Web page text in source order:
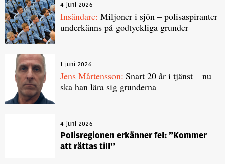
4 juni 2026
Insändare: Miljoner i sjön – polisaspiranter
underkänns på godtyckliga grunder
1 juni 2026
Jens Mårtensson: Snart 20 år i tjänst – nu
ska han lära sig grunderna
4 juni 2026
Polisregionen erkänner fel: ”Kommer
att rättas till”